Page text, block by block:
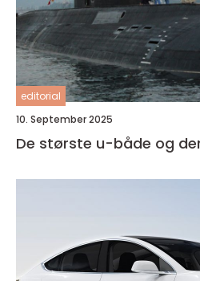
editorial
10. September 2025
De største u-både og